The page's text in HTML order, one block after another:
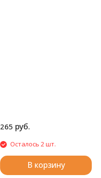
265 руб.
Осталось 2 шт.
В корзину